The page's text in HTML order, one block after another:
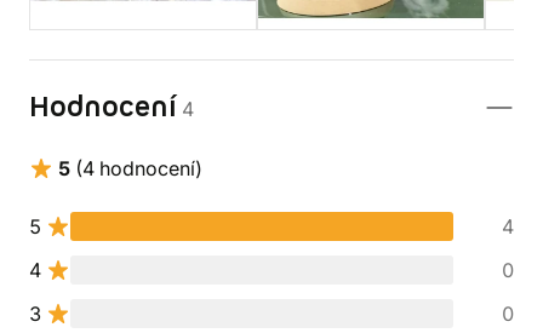
Hodnocení 4
5 (4 hodnocení)
5
4
4
0
3
0